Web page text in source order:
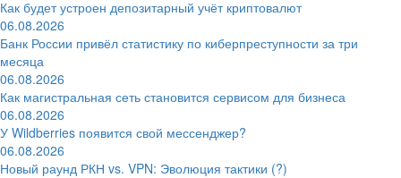
Как будет устроен депозитарный учёт криптовалют
06.08.2026
Банк России привёл статистику по киберпреступности за три
месяца
06.08.2026
Как магистральная сеть становится сервисом для бизнеса
06.08.2026
У Wildberries появится свой мессенджер?
06.08.2026
Новый раунд РКН vs. VPN: Эволюция тактики (?)